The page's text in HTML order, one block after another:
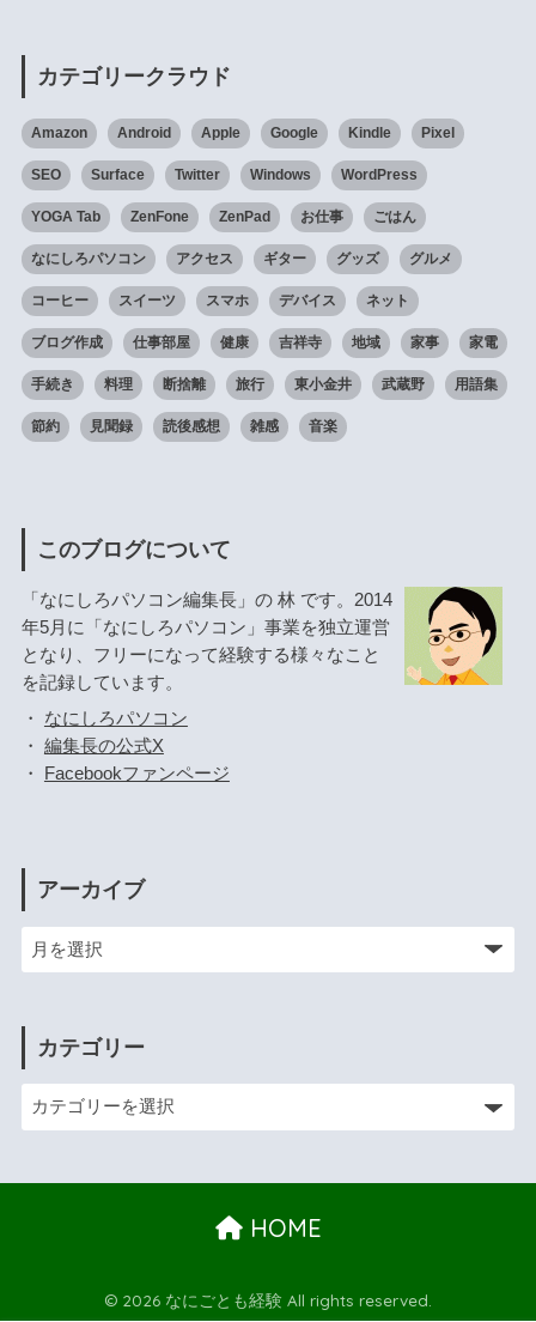
カテゴリークラウド
Amazon Android Apple Google Kindle Pixel
SEO Surface Twitter Windows WordPress
YOGA Tab ZenFone ZenPad お仕事 ごはん
なにしろパソコン アクセス ギター グッズ グルメ
コーヒー スイーツ スマホ デバイス ネット
ブログ作成 仕事部屋 健康 吉祥寺 地域 家事 家電
手続き 料理 断捨離 旅行 東小金井 武蔵野 用語集
節約 見聞録 読後感想 雑感 音楽
このブログについて
「なにしろパソコン編集長」の 林 です。2014
年5月に「なにしろパソコン」事業を独立運営
となり、フリーになって経験する様々なこと
を記録しています。
・ なにしろパソコン
・ 編集長の公式X
・
Facebookファンページ
アーカイブ
カテゴリー
HOME
© 2026 なにごとも経験 All rights reserved.